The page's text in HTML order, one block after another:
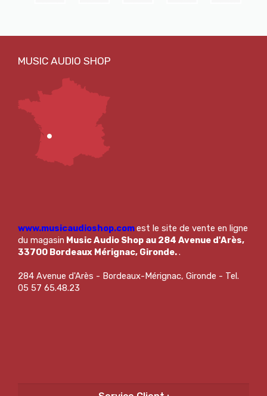
www.musicaudioshop.comest le site de vente en ligne
du magasin Music Audio Shop au 284 Avenue d'Arès,
33700 Bordeaux Mérignac, Gironde..
284 Avenue d'Arès - Bordeaux-Mérignac, Gironde - Tel.
05 57 65.48.23